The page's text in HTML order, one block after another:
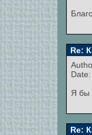
Re:
Я бы
Re: